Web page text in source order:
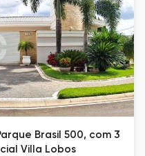
Brasil 500, com 3
Villa Lobos